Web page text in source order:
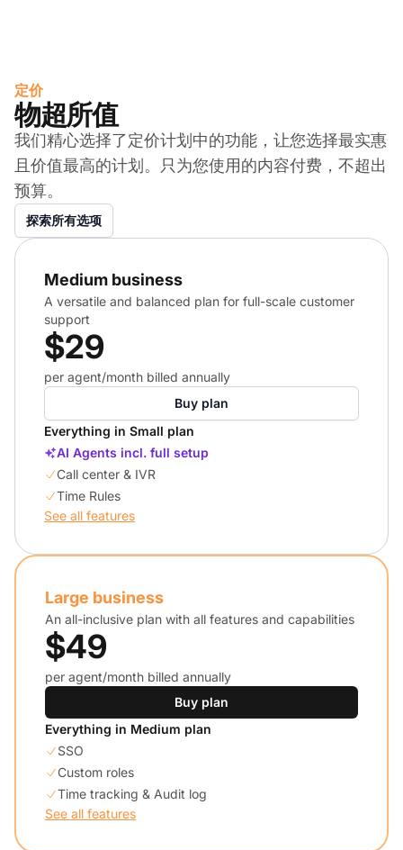
定价
物超所值
我们精心选择了定价计划中的功能，让您选择最实惠
且价值最高的计划。只为您使用的内容付费，不超出
预算。
探索所有选项
Medium business
A versatile and balanced plan for full-scale customer
support
$29
per agent/month billed annually
Buy plan
Everything in Small plan
AI Agents incl. full setup
Call center & IVR
Time Rules
See all features
Large business
An all-inclusive plan with all features and capabilities
$49
per agent/month billed annually
Buy plan
Everything in Medium plan
SSO
Custom roles
Time tracking & Audit log
See all features